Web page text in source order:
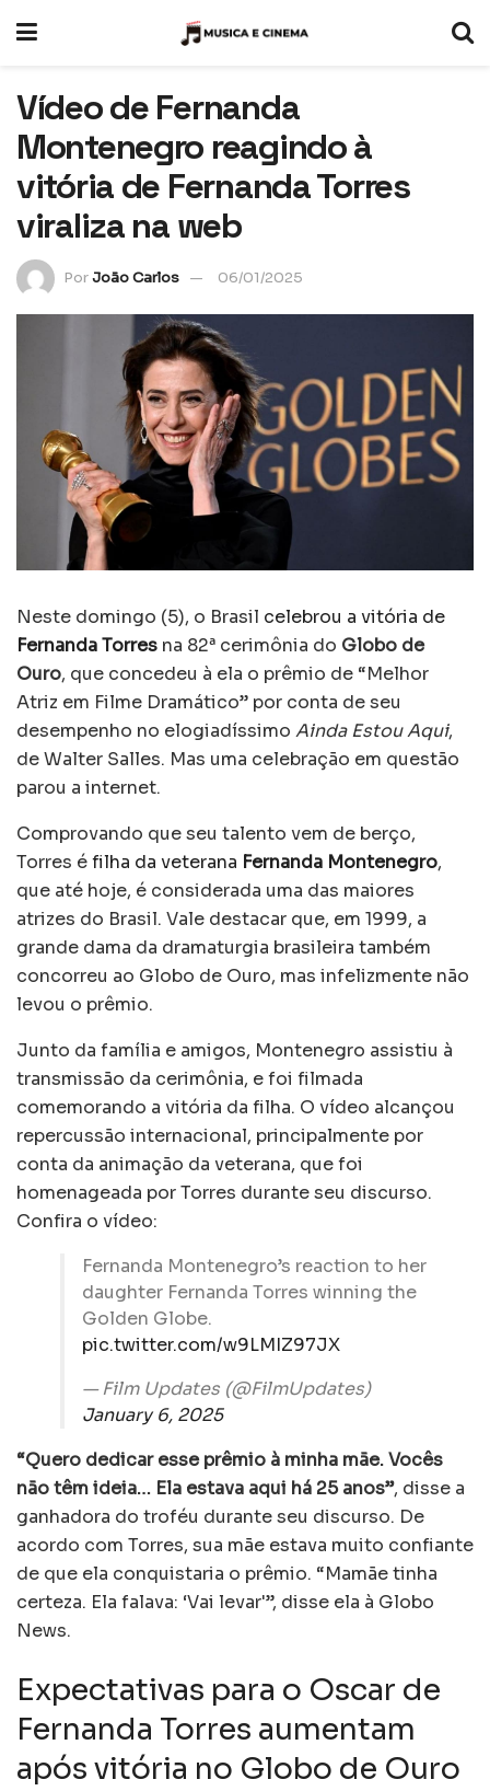
Vídeo de Fernanda
Montenegro reagindo à
vitória de Fernanda Torres
viraliza na web
PorJoão Carlos 06/01/2025
Neste domingo (5), o Brasil celebrou a vitória de
Fernanda Torres na 82ª cerimônia do Globo de
Ouro, que concedeu à ela o prêmio de “Melhor
Atriz em Filme Dramático” por conta de seu
desempenho no elogiadíssimo Ainda Estou Aqui,
de Walter Salles. Mas uma celebração em questão
parou a internet.
Comprovando que seu talento vem de berço,
Torres éfilha da veterana Fernanda Montenegro,
que até hoje, é considerada uma das maiores
atrizes do Brasil. Vale destacar que, em 1999, a
grande dama da dramaturgia brasileira também
concorreu ao Globo de Ouro, mas infelizmente não
levou o prêmio.
Junto da família e amigos, Montenegro assistiu à
transmissão da cerimônia, e foi filmada
comemorando a vitória da filha. O vídeo alcançou
repercussão internacional, principalmente por
conta da animação da veterana, que foi
homenageada por Torres durante seu discurso.
Confira o vídeo:
Fernanda Montenegro’s reaction to her
daughter Fernanda Torres winning the
Golden Globe.
pic.twitter.com/w9LMIZ97JX
— Film Updates (@FilmUpdates)
January 6, 2025
“Quero dedicar esse prêmio à minha mãe. Vocês
não têm ideia… Ela estava aqui há 25 anos”, disse a
ganhadora do troféu durante seu discurso. De
acordo com Torres, sua mãe estava muito confiante
de que ela conquistaria o prêmio. “Mamãe tinha
certeza. Ela falava: ‘Vai levar'”, disse ela à Globo
News.
Expectativas para o Oscar de
Fernanda Torres aumentam
após vitória no Globo de Ouro